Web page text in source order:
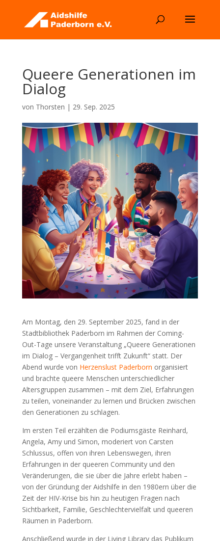
Queere Generationen im
Dialog
von Thorsten | 29. Sep. 2025
Am Montag, den 29. September 2025, fand in der
Stadtbibliothek Paderborn im Rahmen der Coming-
Out-Tage unsere Veranstaltung „Queere Generationen
im Dialog – Vergangenheit trifft Zukunft“ statt. Der
Abend wurde von Herzenslust Paderborn organisiert
und brachte queere Menschen unterschiedlicher
Altersgruppen zusammen – mit dem Ziel, Erfahrungen
zu teilen, voneinander zu lernen und Brücken zwischen
den Generationen zu schlagen.
Im ersten Teil erzählten die Podiumsgäste Reinhard,
Angela, Amy und Simon, moderiert von Carsten
Schlussus, offen von ihren Lebenswegen, ihren
Erfahrungen in der queeren Community und den
Veränderungen, die sie über die Jahre erlebt haben –
von der Gründung der Aidshilfe in den 1980ern über die
Zeit der HIV-Krise bis hin zu heutigen Fragen nach
Sichtbarkeit, Familie, Geschlechtervielfalt und queeren
Räumen in Paderborn.
Anschließend wurde in der Living Library das Publikum